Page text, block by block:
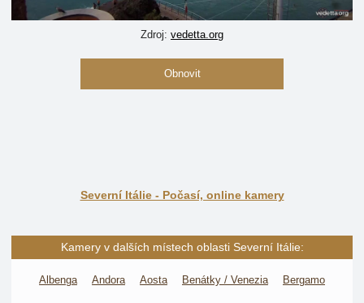
Zdroj: vedetta.org
Obnovit
Severní Itálie - Počasí, online kamery
Kamery v dalších místech oblasti Severní Itálie:
Albenga Andora Aosta Benátky / Venezia Bergamo